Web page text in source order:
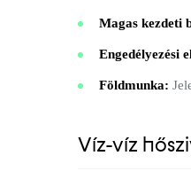
Magas kezdeti
Engedélyezési
Földmunka:
Víz-víz